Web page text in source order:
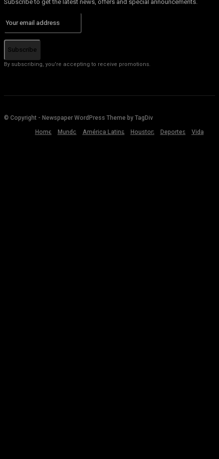
Subscribe to get the latest news, offers and special announcements.
Subscribe
By subscribing, you're accepting to receive promotions.
© Copyright - Newspaper WordPress Theme by TagDiv
Home
Mundo América Latina Houston Deportes Vida